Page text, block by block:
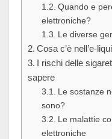
Quando e
elettroniche?
Le diverse
Cosa c’è nell’e-
I rischi delle
sapere
Le sostanze
sono?
Le malattie
elettroniche